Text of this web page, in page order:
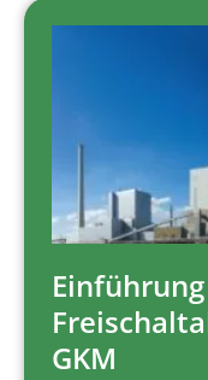
Einführung
GKM